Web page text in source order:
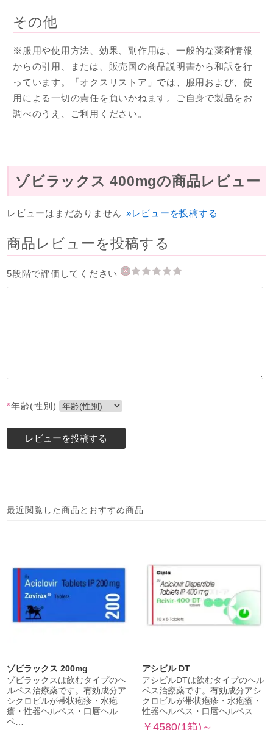
その他
※服用や使用方法、効果、副作用は、一般的な薬剤情報
からの引用、または、販売国の商品説明書から和訳を行
っています。「オクスリストア」では、服用および、使
用による一切の責任を負いかねます。ご自身で製品をお
調べのうえ、ご利用ください。
ゾビラックス 400mgの商品レビュー
レビューはまだありません »レビューを投稿する
商品レビューを投稿する
5段階で評価してください
*年齢(性別)
最近閲覧した商品とおすすめ商品
ゾビラックス 200mg
ゾビラックスは飲むタイプのヘ
ルペス治療薬です。有効成分ア
シクロビルが帯状疱疹・水疱
瘡・性器ヘルペス・口唇ヘル
ペ…
アシビル DT
アシビルDTは飲むタイプのヘル
ペス治療薬です。有効成分アシ
クロビルが帯状疱疹・水疱瘡・
性器ヘルペス・口唇ヘルペス…
￥4580(1箱)～